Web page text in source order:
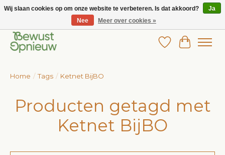
Wij bieden het grootste aanbod in betaalbare kinderkleding!
Verlanglijst
Home / Tags / Ketnet BijBO
Producten getagd met
Ketnet BijBO
Wij slaan cookies op om onze website te verbeteren. Is dat akkoord?
Ja
Nee
Meer over cookies »